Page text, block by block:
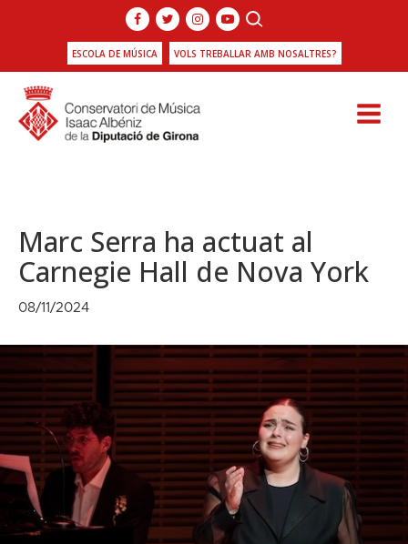
ESCOLA DE MÚSICA VOLS TREBALLAR AMB NOSALTRES?
Marc Serra ha actuat al
Carnegie Hall de Nova York
08/11/2024